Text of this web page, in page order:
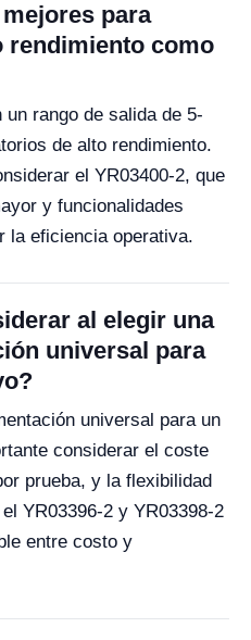
para
rendimiento como
rango de salida de 5-
de alto rendimiento.
el YR03400-2, que
y funcionalidades
la eficiencia operativa.
al elegir una
universal para
universal para un
considerar el coste
prueba, y la flexibilidad
YR03396-2 y YR03398-2
entre costo y